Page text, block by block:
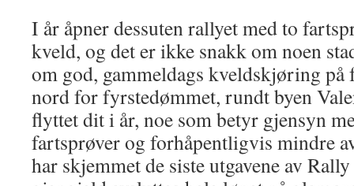
I år åpner dessuten rallyet med to
kveld, og det er ikke snakk om noen
om god, gammeldags kveldskjøring
nord for fyrstedømmet, rundt byen
flyttet dit i år, noe som betyr gjensyn
fartsprøver og forhåpentligvis mindre
har skjemmet de siste utgavene av